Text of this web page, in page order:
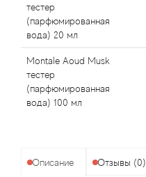
тестер
(парфюмированная
вода) 20 мл
Montale Aoud Musk
тестер
(парфюмированная
вода) 100 мл
Описание Отзывы (0)
Alexandre J
Alfred Dunhill
Alyson Oldoini